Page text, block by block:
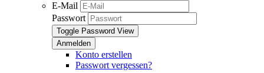
E-Mail
Passwort
Toggle Password View
Konto erstellen
Passwort vergessen?